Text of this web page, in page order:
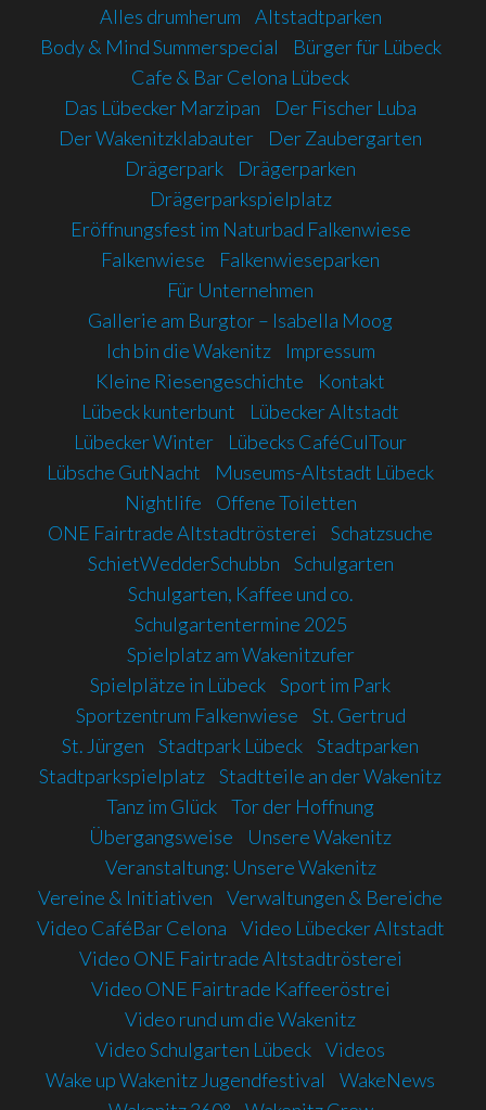
Alles drumherum
Altstadtparken
Body & Mind Summerspecial
Bürger für Lübeck
Cafe & Bar Celona Lübeck
Das Lübecker Marzipan
Der Fischer Luba
Der Wakenitzklabauter
Der Zaubergarten
Drägerpark
Drägerparken
Drägerparkspielplatz
Eröffnungsfest im Naturbad Falkenwiese
Falkenwiese
Falkenwieseparken
Für Unternehmen
Gallerie am Burgtor – Isabella Moog
Ich bin die Wakenitz
Impressum
Kleine Riesengeschichte
Kontakt
Lübeck kunterbunt
Lübecker Altstadt
Lübecker Winter
Lübecks CaféCulTour
Lübsche GutNacht
Museums-Altstadt Lübeck
Nightlife
Offene Toiletten
ONE Fairtrade Altstadtrösterei
Schatzsuche
SchietWedderSchubbn
Schulgarten
Schulgarten, Kaffee und co.
Schulgartentermine 2025
Spielplatz am Wakenitzufer
Spielplätze in Lübeck Sport im Park
Sportzentrum Falkenwiese
St. Gertrud
St. Jürgen
Stadtpark Lübeck Stadtparken
Stadtparkspielplatz Stadtteile an der Wakenitz
Tanz im Glück Tor der Hoffnung
Übergangsweise
Unsere Wakenitz
Veranstaltung: Unsere Wakenitz
Vereine & Initiativen
Verwaltungen & Bereiche
Video CaféBar Celona
Video Lübecker Altstadt
Video ONE Fairtrade Altstadtrösterei
Video ONE Fairtrade Kaffeeröstrei
Video rund um die Wakenitz
Video Schulgarten Lübeck Videos
Wake up Wakenitz Jugendfestival
WakeNews